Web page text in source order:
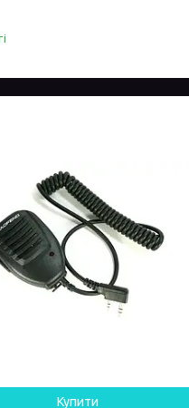
Купити